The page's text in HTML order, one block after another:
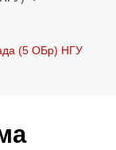
(5 ОБр) НГУ